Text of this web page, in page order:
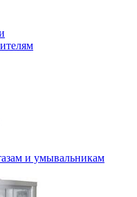
и умывальникам